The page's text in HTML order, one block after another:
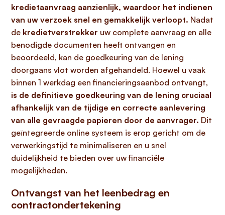
kredietaanvraag aanzienlijk, waardoor het indienen
van uw verzoek snel en gemakkelijk verloopt. Nadat
de kredietverstrekker uw complete aanvraag en alle
benodigde documenten heeft ontvangen en
beoordeeld, kan de goedkeuring van de lening
doorgaans vlot worden afgehandeld. Hoewel u vaak
binnen 1 werkdag een financieringsaanbod ontvangt,
is de definitieve goedkeuring van de lening cruciaal
afhankelijk van de tijdige en correcte aanlevering
van alle gevraagde papieren door de aanvrager. Dit
geïntegreerde online systeem is erop gericht om de
verwerkingstijd te minimaliseren en u snel
duidelijkheid te bieden over uw financiële
mogelijkheden.
Ontvangst van het leenbedrag en
contractondertekening